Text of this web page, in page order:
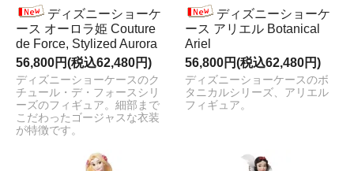
ディズニーショーケ
ース オーロラ姫 Couture
de Force, Stylized Aurora
56,800円(税込62,480円)
ディズニーショーケースのク
チュール・デ・フォースシリ
ーズのフィギュア。細部まで
こだわったゴージャスな衣装
が特徴です。
ディズニーショーケ
ース アリエル Botanical
Ariel
56,800円(税込62,480円)
ディズニーショーケースのボ
タニカルシリーズ、アリエル
フィギュア。